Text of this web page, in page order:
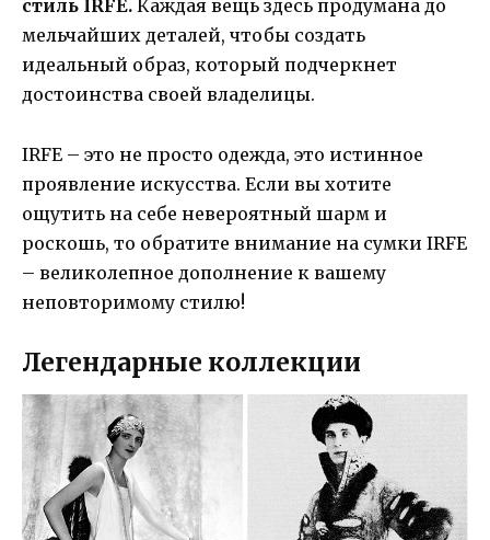
стиль IRFE. Каждая вещь здесь продумана до
мельчайших деталей, чтобы создать
идеальный образ, который подчеркнет
достоинства своей владелицы.
IRFE – это не просто одежда, это истинное
проявление искусства. Если вы хотите
ощутить на себе невероятный шарм и
роскошь, то обратите внимание на сумки IRFE
– великолепное дополнение к вашему
неповторимому стилю!
Легендарные коллекции